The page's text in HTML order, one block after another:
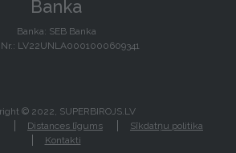
Banka
Banka: SEB Banka
Nr.: LV22UNLA0001000609341
© 2022, SUPERBIROJS.LV
Distances līgums
Sīkdatņu politika
Kontakti